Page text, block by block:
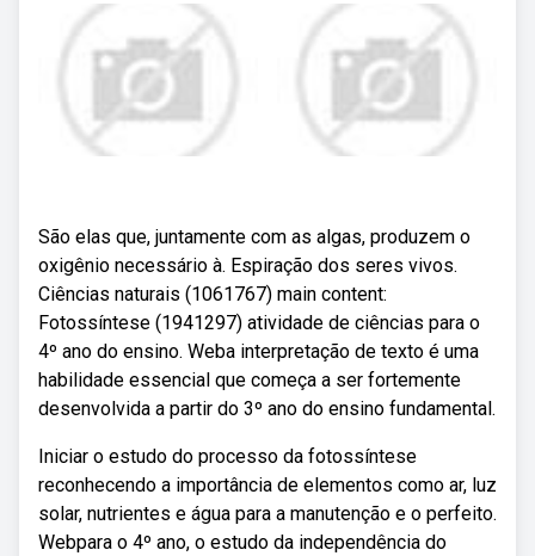
São elas que, juntamente com as algas, produzem o
oxigênio necessário à. Espiração dos seres vivos.
Ciências naturais (1061767) main content:
Fotossíntese (1941297) atividade de ciências para o
4º ano do ensino. Weba interpretação de texto é uma
habilidade essencial que começa a ser fortemente
desenvolvida a partir do 3º ano do ensino fundamental.
Iniciar o estudo do processo da fotossíntese
reconhecendo a importância de elementos como ar, luz
solar, nutrientes e água para a manutenção e o perfeito.
Webpara o 4º ano, o estudo da independência do